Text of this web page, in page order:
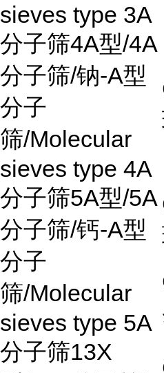
sieves type 3A
分子筛4A型/4A
分子筛/钠-A型
分子
筛/Molecular
sieves type 4A
分子筛5A型/5A
分子筛/钙-A型
分子
筛/Molecular
sieves type 5A
分子筛13X